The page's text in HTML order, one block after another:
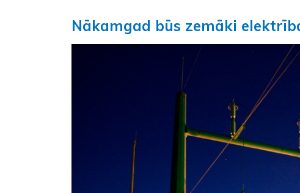
Nākamgad būs zemāki